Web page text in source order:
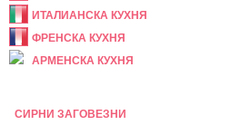
ИТАЛИАНСКА КУХНЯ
ФРЕНСКА КУХНЯ
АРМЕНСКА КУХНЯ
СИРНИ ЗАГОВЕЗНИ